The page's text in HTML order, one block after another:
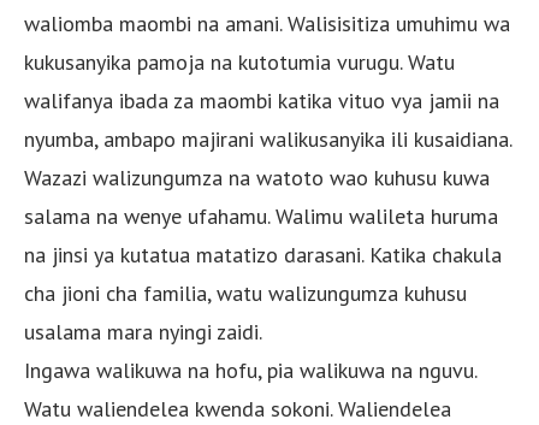
waliomba maombi na amani. Walisisitiza umuhimu wa
kukusanyika pamoja na kutotumia vurugu. Watu
walifanya ibada za maombi katika vituo vya jamii na
nyumba, ambapo majirani walikusanyika ili kusaidiana.
Wazazi walizungumza na watoto wao kuhusu kuwa
salama na wenye ufahamu. Walimu walileta huruma
na jinsi ya kutatua matatizo darasani. Katika chakula
cha jioni cha familia, watu walizungumza kuhusu
usalama mara nyingi zaidi.
Ingawa walikuwa na hofu, pia walikuwa na nguvu.
Watu waliendelea kwenda sokoni. Waliendelea